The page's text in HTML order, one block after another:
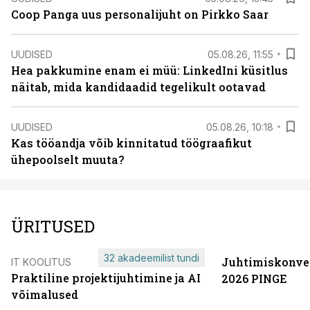
Coop Panga uus personalijuht on Pirkko Saar
UUDISED 05.08.26, 11:55
Hea pakkumine enam ei müü: LinkedIni küsitlus
näitab, mida kandidaadid tegelikult ootavad
UUDISED 05.08.26, 10:18
Kas tööandja võib kinnitatud töögraafikut
ühepoolselt muuta?
ÜRITUSED
IT KOOLITUS
Praktiline projektijuhtimine ja AI
võimalused
32 akadeemilist tundi
2026 PINGE